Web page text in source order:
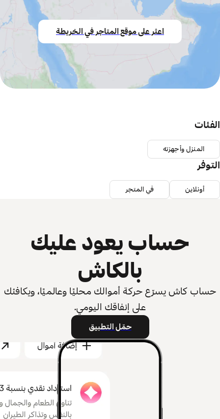
اعثر على موقع المتاجر في الخريطة
الفئات
المنزل وأجهزته
التوفر
أونلاين في المتجر
حساب يعود عليك
بالكاش
حساب كاش يسرّع حركة أموالك محليًا وعالميًا، ويكافئك
على إنفاقك اليومي.
حمّل التطبيق